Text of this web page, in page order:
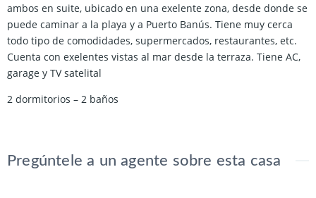
ambos en suite, ubicado en una exelente zona, desde donde se
puede caminar a la playa y a Puerto Banús. Tiene muy cerca
todo tipo de comodidades, supermercados, restaurantes, etc.
Cuenta con exelentes vistas al mar desde la terraza. Tiene AC,
garage y TV satelital
2 dormitorios – 2 baños
Pregúntele a un agente sobre esta casa